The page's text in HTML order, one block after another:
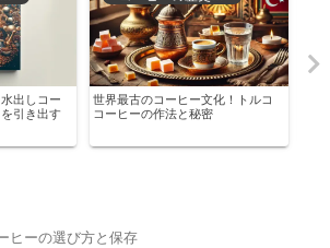
出しコー
引き出す
世界最古のコーヒー文化！トルコ
コーヒーの作法と秘密
ヒーの選び方と保存